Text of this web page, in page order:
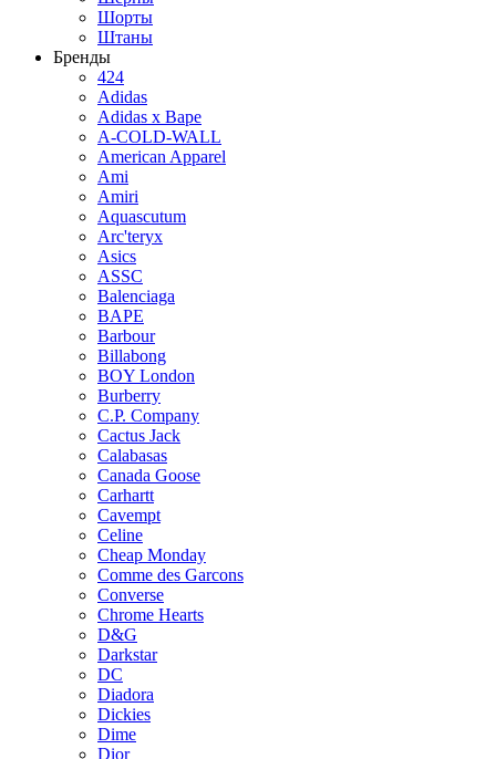
Шорты
Штаны
Бренды
424
Adidas
Adidas x Bape
A-COLD-WALL
American Apparel
Ami
Amiri
Aquascutum
Arc'teryx
Asics
ASSC
Balenciaga
BAPE
Barbour
Billabong
BOY London
Burberry
C.P. Company
Cactus Jack
Calabasas
Canada Goose
Carhartt
Cavempt
Celine
Cheap Monday
Comme des Garcons
Converse
Chrome Hearts
D&G
Darkstar
DC
Diadora
Dickies
Dime
Dior